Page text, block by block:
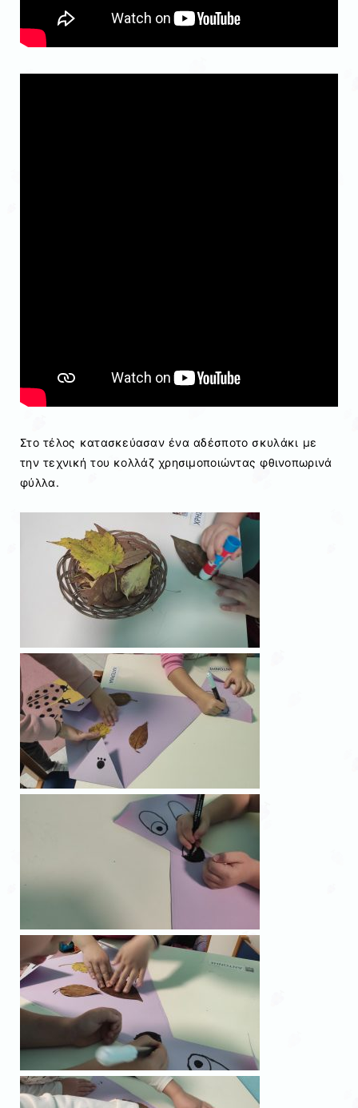
Στο τέλος κατασκεύασαν ένα αδέσποτο σκυλάκι με
την τεχνική του κολλάζ χρησιμοποιώντας φθινοπωρινά
φύλλα.